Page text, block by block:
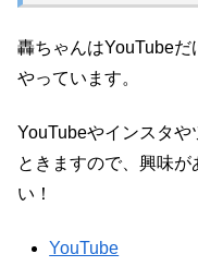
轟ちゃんはYouTube
やっています。
YouTubeやインスタ
ときますので、興味
い！
YouTube